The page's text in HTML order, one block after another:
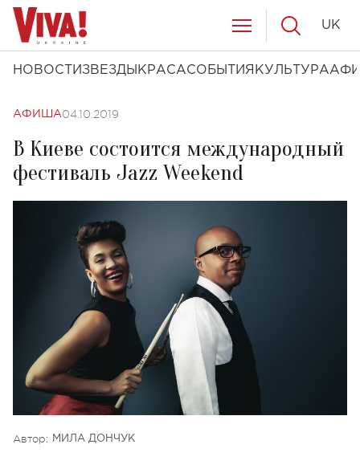
НОВОСТИ ЗВЕЗДЫ КРАСАСОБЫТИЯ КУЛЬТУРА
UK
АФИША04.10.2019
В Киеве состоится международный
фестиваль Jazz Weekend
Автор: МИЛА ДОНЧУК